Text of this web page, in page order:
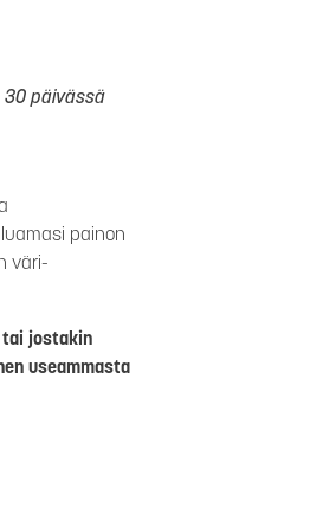
30 päivässä
painon
väri-
tai jostakin
useammasta